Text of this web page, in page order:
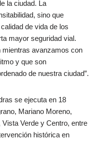
la ciudad. La
sino que
de vida de los
mayor seguridad vial.
avanzamos con
y que son
de nuestra ciudad”.
se ejecuta en 18
Mariano Moreno,
Verde y Centro, entre
histórica en